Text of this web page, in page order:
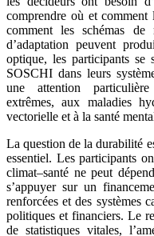
comprendre où et comment
comment les schémas
d’adaptation peuvent
optique, les participants se
SOSCHI dans leurs
une attention particulière
extrêmes, aux maladies
vectorielle et à la santé
La question de la durabilité
essentiel. Les participants
climat–santé ne peut
s’appuyer sur un
renforcées et des systèmes
politiques et financiers. Le
de statistiques vitales,